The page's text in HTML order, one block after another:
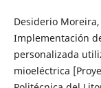
Desiderio Moreira,
Implementación
personalizada
mioeléctrica